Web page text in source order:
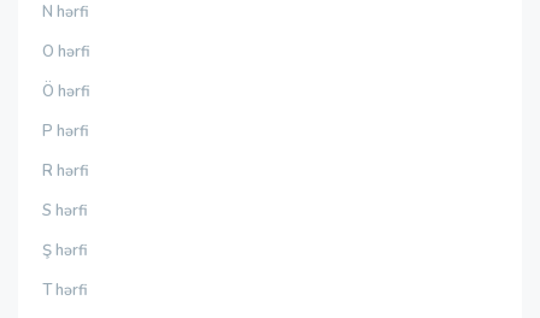
N hərfi
O hərfi
Ö hərfi
P hərfi
R hərfi
S hərfi
Ş hərfi
T hərfi